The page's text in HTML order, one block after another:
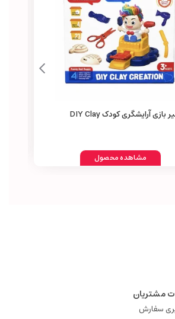
ست خمیر بازی آرایشگری کودک DIY Clay
مشاهده محصول
مشتریان
سفارش